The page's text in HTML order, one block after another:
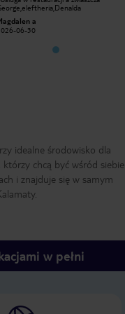
a
06-30
idealne środowisko dla
którzy chcą być wśród siebie
i znajduje się w samym
w pełni